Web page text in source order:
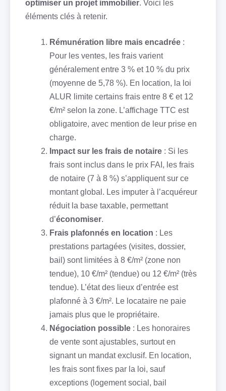
optimiser un projet immobilier. Voici les
éléments clés à retenir.
Rémunération libre mais encadrée :
Pour les ventes, les frais varient
généralement entre 3 % et 10 % du prix
(moyenne de 5,78 %). En location, la loi
ALUR limite certains frais entre 8 € et 12
€/m² selon la zone. L’affichage TTC est
obligatoire, avec mention de leur prise en
charge.
Impact sur les frais de notaire : Si les
frais sont inclus dans le prix FAI, les frais
de notaire (7 à 8 %) s’appliquent sur ce
montant global. Les imputer à l’acquéreur
réduit la base taxable, permettant
d’économiser.
Frais plafonnés en location : Les
prestations partagées (visites, dossier,
bail) sont limitées à 8 €/m² (zone non
tendue), 10 €/m² (tendue) ou 12 €/m² (très
tendue). L’état des lieux d’entrée est
plafonné à 3 €/m². Le locataire ne paie
jamais plus que le propriétaire.
Négociation possible : Les honoraires
de vente sont ajustables, surtout en
signant un mandat exclusif. En location,
les frais sont fixes par la loi, sauf
exceptions (logement social, bail